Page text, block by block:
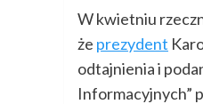
W kwietniu
że prezydent
odtajnienia i
Informacyjnych”